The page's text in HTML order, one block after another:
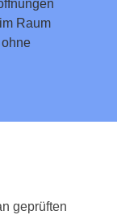
Raum
geprüften